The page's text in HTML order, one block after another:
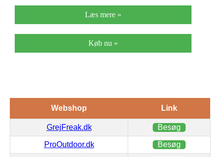
Læs mere »
Køb nu »
Webshop Link
GrejFreak.dk Besøg
ProOutdoor.dk Besøg